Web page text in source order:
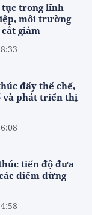
trong lĩnh
môi trường
giảm
đẩy thể chế,
và phát triển thị
tiến độ đưa
điểm dừng